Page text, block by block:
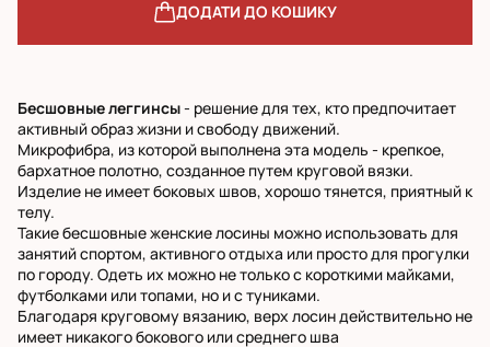
ДОДАТИ ДО КОШИКУ
Бесшовные леггинсы- решение для тех, кто предпочитает
активный образ жизни и свободу движений.
Микрофибра, из которой выполнена эта модель - крепкое,
бархатное полотно, созданное путем круговой вязки.
Изделие не имеет боковых швов, хорошо тянется, приятный к
телу.
Такие бесшовные женские лосины можно использовать для
занятий спортом, активного отдыха или просто для прогулки
по городу. Одеть их можно не только с короткими майками,
футболками или топами, но и с туниками.
Благодаря круговому вязанию, верх лосин действительно не
имеет никакого бокового или среднего шва